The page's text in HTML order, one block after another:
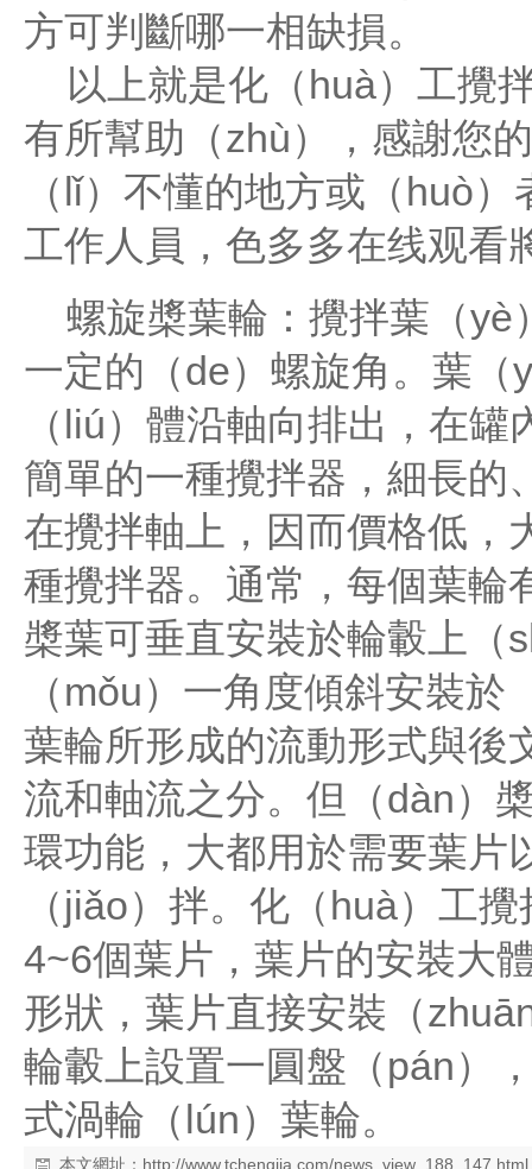
方可判斷哪一相缺損。
以上就是化（huà）工攪
有所幫助（zhù），感謝您
（lǐ）不懂的地方或（huò
工作人員，色多多在线观看
螺旋槳葉輪：攪拌葉（yè
一定的（de）螺旋角。葉
（liú）體沿軸向排出，在
簡單的一種攪拌器，細長的
在攪拌軸上，因而價格低，
種攪拌器。通常，每個葉輪
槳葉可垂直安裝於輪轂上（
（mǒu）一角度傾斜安裝
葉輪所形成的流動形式與後
流和軸流之分。但（dàn）
環功能，大都用於需要葉片
（jiǎo）拌。化（huà）工
4~6個葉片，葉片的安裝大
形狀，葉片直接安裝（
輪轂上設置一圓盤（pán）
式渦輪（lún）葉輪。
本文網址： http://www.tchengjia.com/news_view_188_147.html